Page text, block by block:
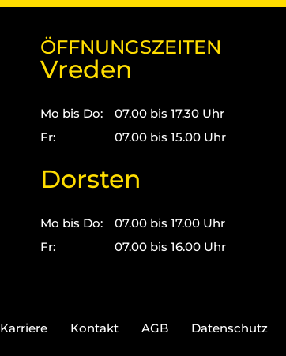
ÖFFNUNGSZEITEN
Vreden
Mo bis Do:
Fr:
07.00 bis 17.30 Uhr
07.00 bis 15.00 Uhr
Dorsten
Mo bis Do:
Fr:
07.00 bis 17.00 Uhr
07.00 bis 16.00 Uhr
Karriere Kontakt AGB Datenschutz